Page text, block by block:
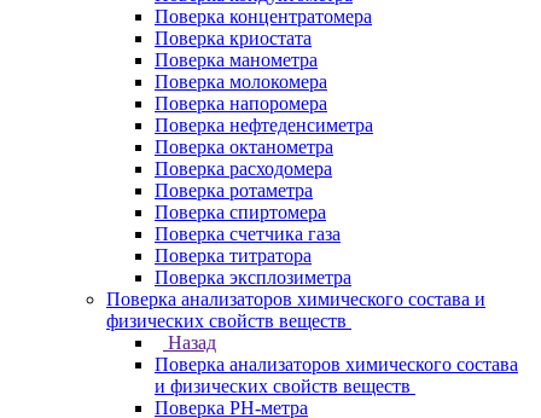
Поверка концентратомера
Поверка криостата
Поверка манометра
Поверка молокомера
Поверка напоромера
Поверка нефтеденсиметра
Поверка октанометра
Поверка расходомера
Поверка ротаметра
Поверка спиртомера
Поверка счетчика газа
Поверка титратора
Поверка эксплозиметра
Поверка анализаторов химического состава и
физических свойств веществ
Назад
Поверка анализаторов химического состава
и физических свойств веществ
Поверка PH-метра